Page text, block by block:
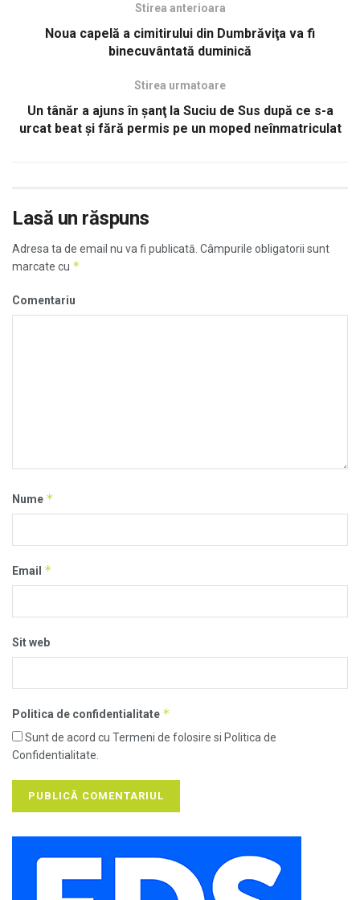
Stirea anterioara
Noua capelă a cimitirului din Dumbrăviţa va fi
binecuvântată duminică
Stirea urmatoare
Un tânăr a ajuns în şanţ la Suciu de Sus după ce s-a
urcat beat şi fără permis pe un moped neînmatriculat
Lasă un răspuns
Adresa ta de email nu va fi publicată. Câmpurile obligatorii sunt
marcate cu *
Comentariu
Nume *
Email *
Sit web
Politica de confidentialitate *
Sunt de acord cu Termeni de folosire si Politica de
Confidentialitate.